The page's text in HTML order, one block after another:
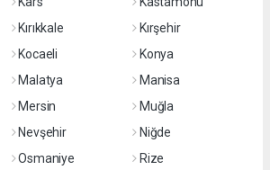
Kırıkkale
Kırşehir
Kocaeli
Konya
Malatya
Manisa
Mersin
Muğla
Nevşehir
Niğde
Osmaniye Rize